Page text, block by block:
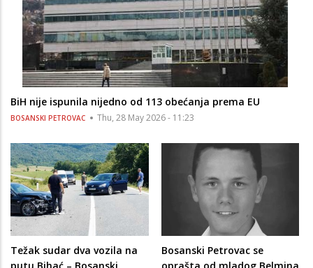
BiH nije ispunila nijedno od 113 obećanja prema EU
BOSANSKI PETROVAC Thu, 28 May 2026 - 11:23
Težak sudar dva vozila na
Bosanski Petrovac se